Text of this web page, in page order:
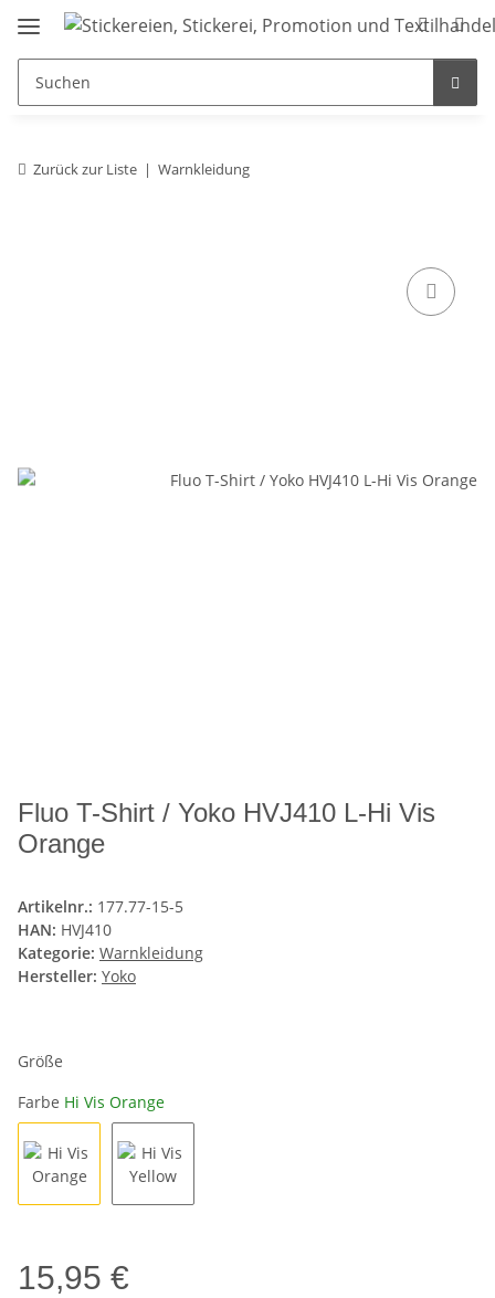
Zurück zur Liste Warnkleidung
Fluo T-Shirt / Yoko HVJ410 L-Hi Vis
Orange
Artikelnr.: 177.77-15-5
HAN: HVJ410
Kategorie: Warnkleidung
Hersteller: Yoko
Größe
Farbe Hi Vis Orange
15,95 €